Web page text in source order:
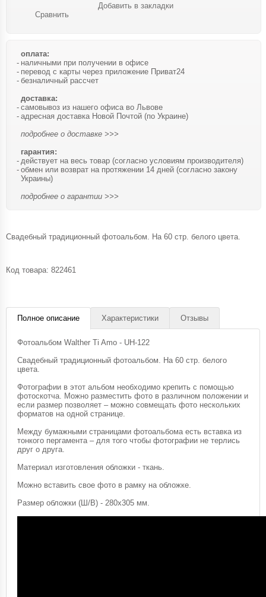
Сравнить
Добавить в закладки
оплата:
наличными при получении в офисе
перевод с карты через приложение Приват24
безналичный рассчет
доставка:
самовывоз из нашего офиса во Львове
адресная доставка Новой Почтой (по Украине)
подробнее о доставке >>>
гарантия:
действует на весь товар (согласно условиям производителя)
обмен или возврат на протяжении 14 дней (согласно закону
Украины)
подробнее о гарантии >>>
Свадебный традиционный фотоальбом. На 60 стр. белого цвета.
Код товара: 822461
Полное описание Характеристики Отзывы
Фотоальбом Walther Ti Amo - UH-122
Свадебный традиционный фотоальбом. На 60 стр. белого
цвета.
Фотографии в этот альбом необходимо крепить с помощью
фотоскотча. Можно разместить фото в различном положении и
если размер позволяет – можно совмещать фото нескольких
форматов на одной странице.
Между бумажными страницами фотоальбома есть вставка из
тонкого пергамента – для того чтобы фотографии не терлись
друг о друга.
Материал изготовления обложки - ткань.
Можно вставить свое фото в рамку на обложке.
Размер обложки (Ш/В) - 280х305 мм.